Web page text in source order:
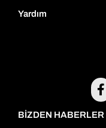
Yardım
BİZDEN HABERLER